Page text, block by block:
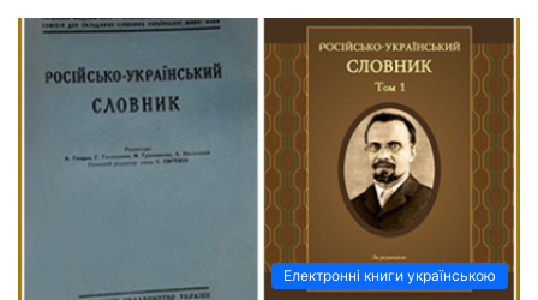
Електронні книги українською